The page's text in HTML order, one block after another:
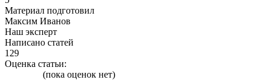
Материал подготовил
Максим Иванов
Наш эксперт
Написано статей
129
Оценка статьи:
(пока оценок нет)